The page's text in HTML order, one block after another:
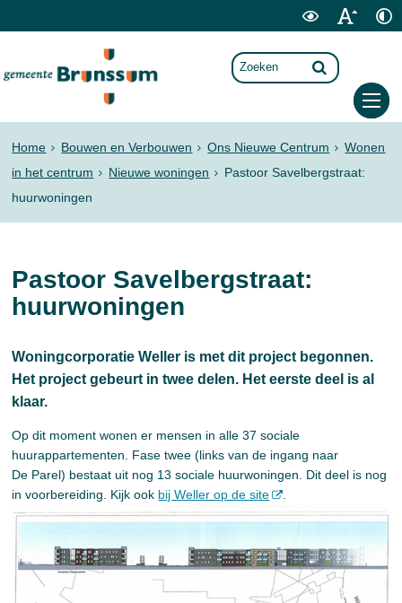
Home Bouwen en Verbouwen Ons Nieuwe Centrum
Wonen
in het centrum
Nieuwe woningen
Pastoor Savelbergstraat:
huurwoningen
Pastoor Savelbergstraat:
huurwoningen
Woningcorporatie Weller is met dit project begonnen.
Het project gebeurt in twee delen. Het eerste deel is al
klaar.
Op dit moment wonen er mensen in alle 37 sociale
huurappartementen. Fase twee (links van de ingang naar
De Parel) bestaat uit nog 13 sociale huurwoningen. Dit deel is nog
in voorbereiding. Kijk ook bij Weller op de site